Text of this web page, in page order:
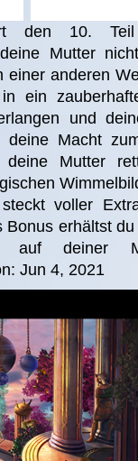
den 10. Teil
Mutter
anderen
ein
und
Macht
Mutter
steckt voller
erhältst
deiner
Jun 4, 2021